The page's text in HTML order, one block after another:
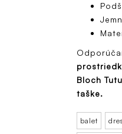
Bloch
taške.
balet dres